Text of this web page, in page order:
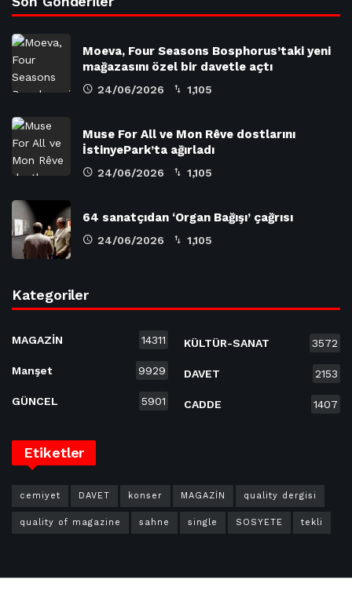
Moeva, Four Seasons Bosphorus’taki yeni
mağazasını özel bir davetle açtı
24/06/2026 1,105
Muse For All ve Mon Rêve dostlarını
İstinyePark’ta ağırladı
24/06/2026 1,105
64 sanatçıdan ‘Organ Bağışı’ çağrısı
24/06/2026 1,105
Kategoriler
MAGAZİN 14311
Manşet 9929
GÜNCEL 5901
KÜLTÜR-SANAT 3572
DAVET 2153
CADDE 1407
Etiketler
cemiyet DAVET konser MAGAZİN quality dergisi
quality of magazine sahne single SOSYETE tekli